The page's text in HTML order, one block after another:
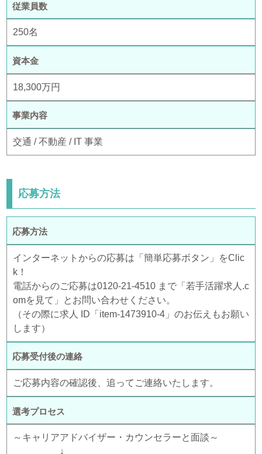
従業員数
250名
資本金
18,300万円
事業内容
交通 / 不動産 / IT 事業
応募方法
応募方法
インターネットからの応募は「簡単応募ボタン」をClic
k！
電話からのご応募は0120-21-4510 まで「若手活躍求人.c
omを見て」とお問い合わせください。
（その際に求人 ID「item-1473910-4」のお伝えもお願い
します）
応募受付後の連絡
ご応募内容の確認後、追ってご連絡いたします。
選考プロセス
～キャリアアドバイザー・カウンセラーと面談～
↓